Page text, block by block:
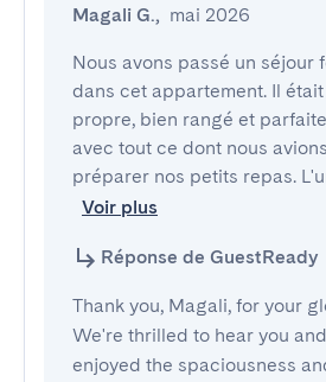
Magali G., mai 2026
Nous avons passé un séjour
dans cet appartement. Il
propre, bien rangé et
avec tout ce dont nous
préparer nos petits repas.
Voir plus
Réponse de GuestReady
Thank you, Magali, for your
We're thrilled to hear you
enjoyed the spaciousness